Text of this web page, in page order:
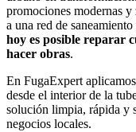
promociones modernas
a una red de
hoy es posible reparar
hacer obras.
En FugaExpert
desde el interior de la
solución limpia, rápida y
negocios locales.